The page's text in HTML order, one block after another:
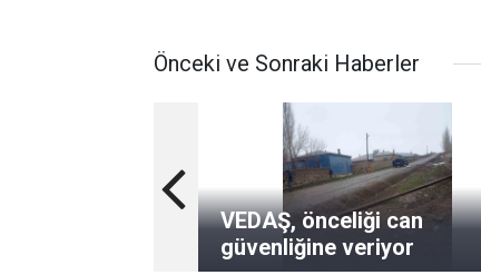
Önceki ve Sonraki Haberler
VEDAŞ, önceliği can
güvenliğine veriyor